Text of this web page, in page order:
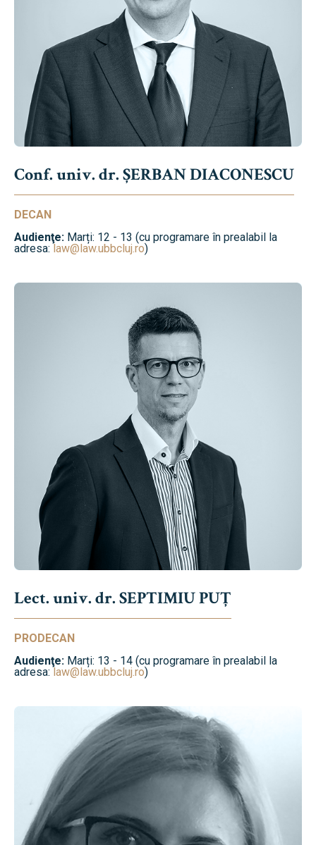
Conf. univ. dr. ȘERBAN DIACONESCU
DECAN
Audienţe: Marți: 12 - 13 (cu programare în prealabil la
adresa:law@law.ubbcluj.ro)
Lect. univ. dr. SEPTIMIU PUȚ
PRODECAN
Audienţe: Marți: 13 - 14 (cu programare în prealabil la
adresa:law@law.ubbcluj.ro)